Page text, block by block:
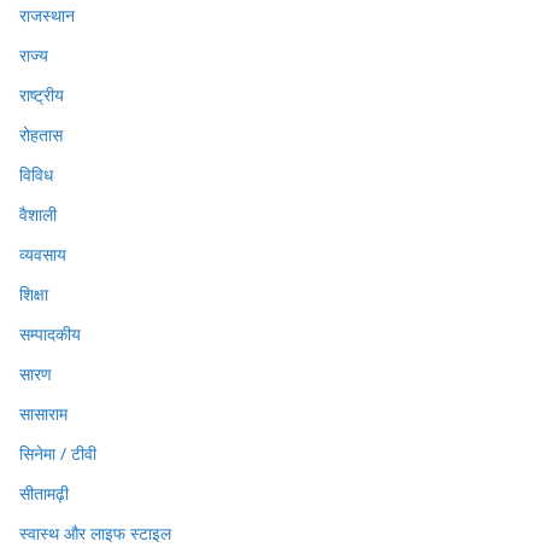
राजस्थान
राज्य
राष्ट्रीय
रोहतास
विविध
वैशाली
व्यवसाय
शिक्षा
सम्पादकीय
सारण
सासाराम
सिनेमा / टीवी
सीतामढ़ी
स्वास्थ और लाइफ स्टाइल